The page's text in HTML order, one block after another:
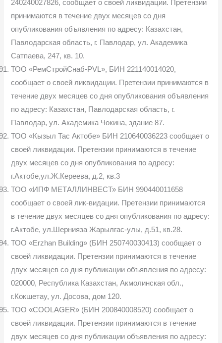
240240027826, сообщает о своей ликвидации. Претензии
принимаются в течение двух месяцев со дня
опубликования объявления по адресу: Казахстан,
Павлодарская область, г. Павлодар, ул. Академика
Сатпаева, 247, кв. 10.
ТОО «РемСтройСнаб-PVL», БИН 221140014020,
сообщает о своей ликвидации. Претензии принимаются в
течение двух месяцев со дня опубликования объявления
по адресу: Казахстан, Павлодарская область, г.
Павлодар, ул. Академика Чокина, здание 87.
ТОО «Кызыл Тас Актобе» БИН 210640036223 сообщает о
своей ликвидации. Претензии принимаются в течение
двух месяцев со дня опубликования по адресу:
г.Актобе,ул.Ж.Кереева, д.2, кв.3
ТОО «ИПФ МЕТАЛЛИНВЕСТ» БИН 990440011658
сообщает о своей лик-видации. Претензии принимаются
в течение двух месяцев со дня опубликования по адресу:
г.Актобе, ул.Шернияза Жарылгас-улы, д.51, кв.28.
ТОО «Erzhan Building» (БИН 250740030413) сообщает о
своей ликвидации. Претензии принимаются в течение
двух месяцев со дня публикации объявления по адресу:
020000, Республика Казахстан, Акмолинская обл.,
г.Кокшетау, ул. Досова, дом 120.
ТОО «COOLAGER» (БИН 200840008520) сообщает о
своей ликвидации. Претензии принимаются в течение
двух месяцев со дня публикации объявления по адресу: